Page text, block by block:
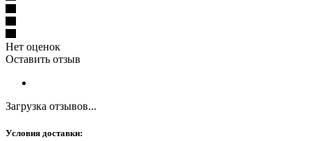
Нет оценок
Оставить отзыв
Загрузка отзывов...
Условия доставки: